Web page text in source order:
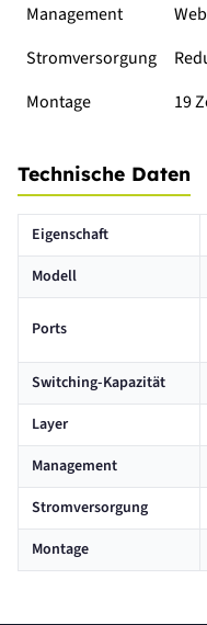
Management
Stromversorgung
Montage
19
Technische Daten
Eigenschaft
Modell
Ports
Switching-Kapazität
Layer
Management
Stromversorgung
Montage